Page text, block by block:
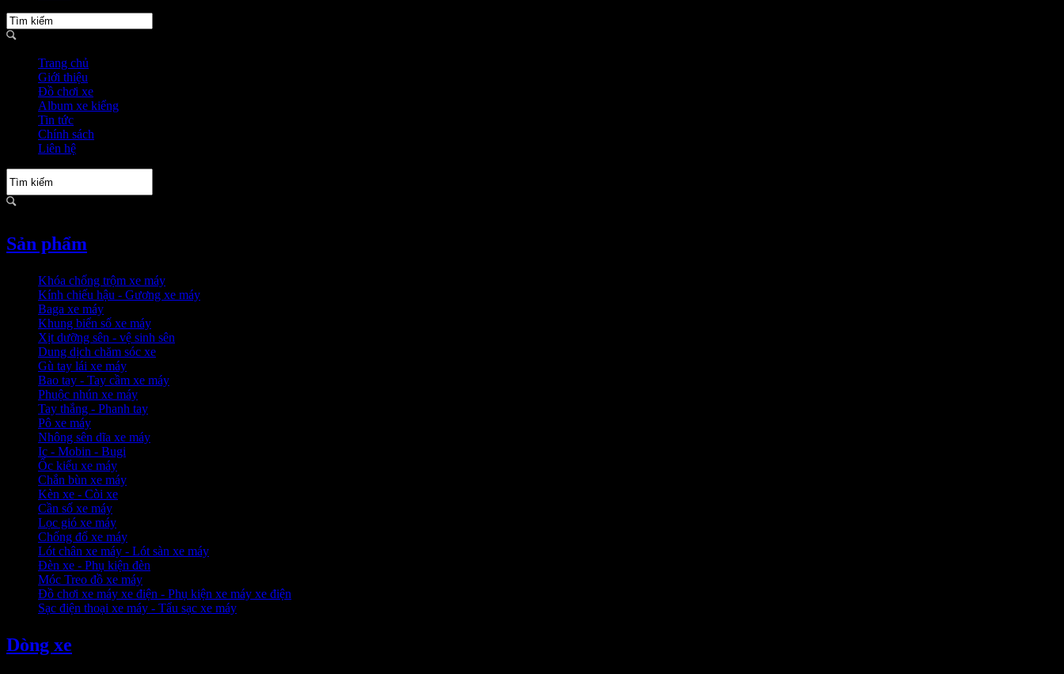
Trang chủ
Giới thiệu
Đồ chơi xe
Album xe kiểng
Tin tức
Chính sách
Liên hệ
Sản phẩm
Khóa chống trộm xe máy
Kính chiếu hậu - Gương xe máy
Baga xe máy
Khung biển số xe máy
Xịt dưỡng sên - vệ sinh sên
Dung dịch chăm sóc xe
Gù tay lái xe máy
Bao tay - Tay cầm xe máy
Phuộc nhún xe máy
Tay thắng - Phanh tay
Pô xe máy
Nhông sên dĩa xe máy
Ic - Mobin - Bugi
Ốc kiểu xe máy
Chắn bùn xe máy
Kèn xe - Còi xe
Cần số xe máy
Lọc gió xe máy
Chống đổ xe máy
Lót chân xe máy - Lót sàn xe máy
Đèn xe - Phụ kiện đèn
Móc Treo đồ xe máy
Đồ chơi xe máy xe điện - Phụ kiện xe máy xe điện
Sạc điện thoại xe máy - Tẩu sạc xe máy
Dòng xe